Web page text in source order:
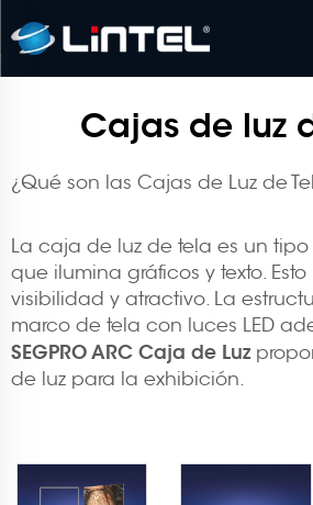
Cajas de luz
¿Qué son las Cajas de Luz de
La caja de luz de tela es un
que ilumina gráficos y texto.
visibilidad y atractivo. La
marco de tela con luces LED
SEGPRO ARC Caja de Luz
de luz para la exhibición.